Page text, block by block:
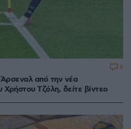
από την νέα
Χρήστου Τζόλη, δείτε βίντεο
6